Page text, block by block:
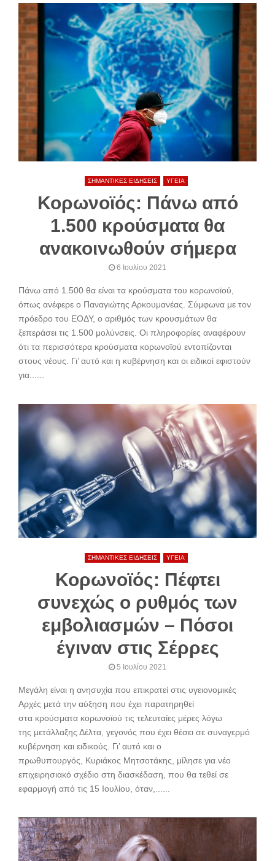
ΣΗΜΑΝΤΙΚΕΣ ΕΙΔΗΣΕΙΣ ΥΓΕΙΑ
Κορωνοϊός: Πάνω από
1.500 κρούσματα θα
ανακοινωθούν σήμερα
6 Ιουλίου 2021
Πάνω από 1.500 θα είναι τα κρούσματα του κορωνοϊού,
όπως ανέφερε ο Παναγιώτης Αρκουμανέας. Σύμφωνα με τον
πρόεδρο του ΕΟΔΥ, ο αριθμός των κρουσμάτων θα
ξεπεράσει τις 1.500 μολύνσεις. Οι πληροφορίες αναφέρουν
ότι τα περισσότερα κρούσματα κορωνοϊού εντοπίζονται
στους νέους. Γι’ αυτό και η κυβέρνηση και οι ειδικοί εφιστούν
για......
ΣΗΜΑΝΤΙΚΕΣ ΕΙΔΗΣΕΙΣ ΥΓΕΙΑ
Κορωνοϊός: Πέφτει
συνεχώς ο ρυθμός των
εμβολιασμών – Πόσοι
έγιναν στις Σέρρες
5 Ιουλίου 2021
Μεγάλη είναι η ανησυχία που επικρατεί στις υγειονομικές
Αρχές μετά την αύξηση που έχει παρατηρηθεί
στα κρούσματα κορωνοϊού τις τελευταίες μέρες λόγω
της μετάλλαξης Δέλτα, γεγονός που έχει θέσει σε συναγερμό
κυβέρνηση και ειδικούς. Γι’ αυτό και ο
πρωθυπουργός, Κυριάκος Μητσοτάκης, μίλησε για νέο
επιχειρησιακό σχέδιο στη διασκέδαση, που θα τεθεί σε
εφαρμογή από τις 15 Ιουλίου, όταν,......